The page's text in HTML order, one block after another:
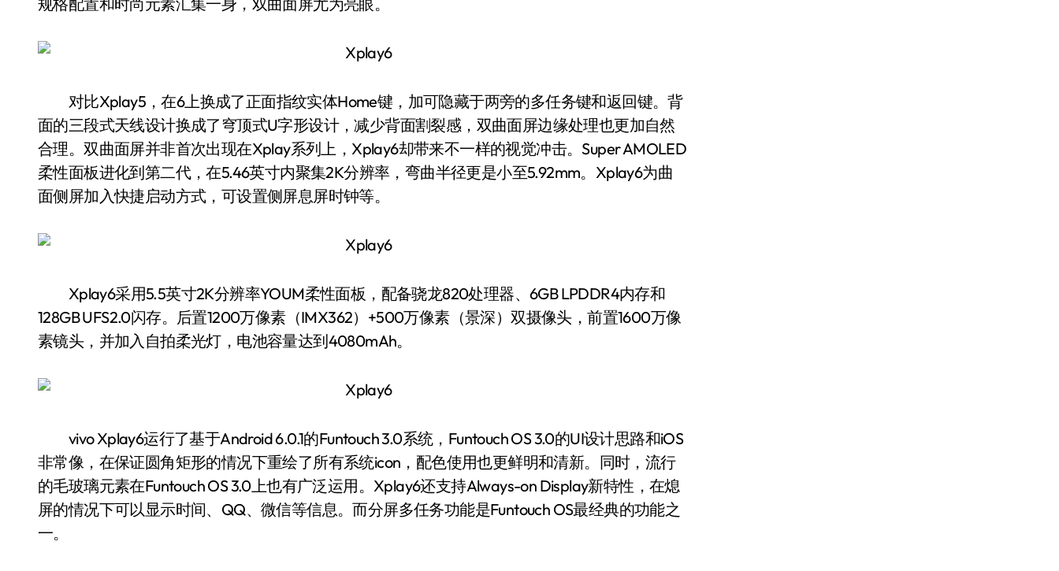
对比Xplay5，在6上换成了正面指纹实体Home键，加可隐藏于两旁的多任务键和返回键。背
面的三段式天线设计换成了穹顶式U字形设计，减少背面割裂感，双曲面屏边缘处理也更加自然
合理。双曲面屏并非首次出现在Xplay系列上，Xplay6却带来不一样的视觉冲击。Super AMOLED
柔性面板进化到第二代，在5.46英寸内聚集2K分辨率，弯曲半径更是小至5.92mm。Xplay6为曲
面侧屏加入快捷启动方式，可设置侧屏息屏时钟等。
Xplay6采用5.5英寸2K分辨率YOUM柔性面板，配备骁龙820处理器、6GB LPDDR4内存和
128GB UFS2.0闪存。后置1200万像素（IMX362）+500万像素（景深）双摄像头，前置1600万像
素镜头，并加入自拍柔光灯，电池容量达到4080mAh。
vivo Xplay6运行了基于Android 6.0.1的Funtouch 3.0系统，Funtouch OS 3.0的UI设计思路和iOS
非常像，在保证圆角矩形的情况下重绘了所有系统icon，配色使用也更鲜明和清新。同时，流行
的毛玻璃元素在Funtouch OS 3.0上也有广泛运用。Xplay6还支持Always-on Display新特性，在熄
屏的情况下可以显示时间、QQ、微信等信息。而分屏多任务功能是Funtouch OS最经典的功能之
一。